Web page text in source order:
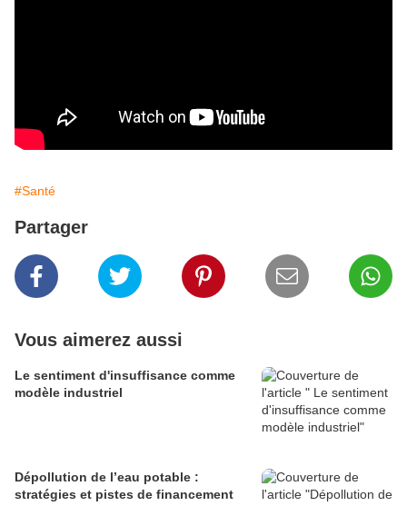
#Santé
Partager
Vous aimerez aussi
Le sentiment d'insuffisance comme
modèle industriel
Dépollution de l’eau potable :
stratégies et pistes de financement